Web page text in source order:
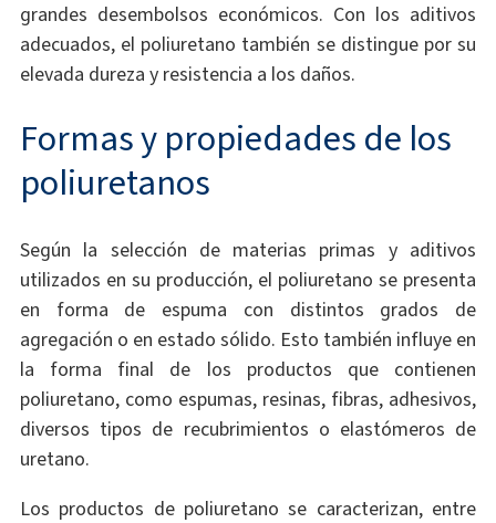
grandes desembolsos económicos. Con los aditivos
adecuados, el poliuretano también se distingue por su
elevada dureza y resistencia a los daños.
Formas y propiedades de los
poliuretanos
Según la selección de materias primas y aditivos
utilizados en su producción, el poliuretano se presenta
en forma de espuma con distintos grados de
agregación o en estado sólido. Esto también influye en
la forma final de los productos que contienen
poliuretano, como espumas, resinas, fibras, adhesivos,
diversos tipos de recubrimientos o elastómeros de
uretano.
Los productos de poliuretano se caracterizan, entre